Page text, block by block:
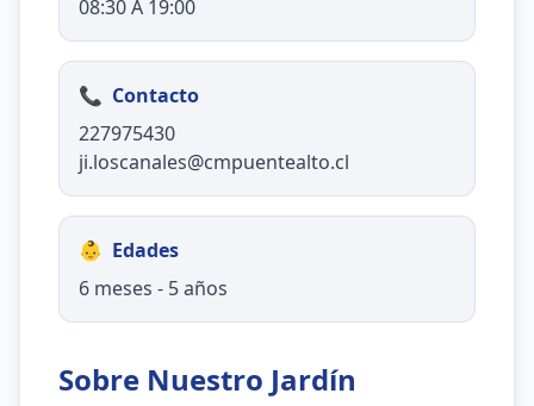
08:30 A 19:00
📞 Contacto
227975430
ji.loscanales@cmpuentealto.cl
👶 Edades
6 meses - 5 años
Sobre Nuestro Jardín